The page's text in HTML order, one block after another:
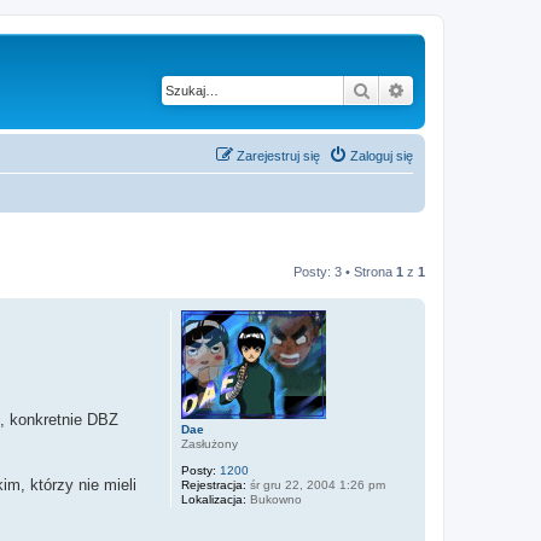
Szukaj
Zaloguj się
Zarejestruj się
Posty: 3 • Strona 1 z 1
Dae
Zasłużony
Posty: 1200
Rejestracja: śr gru 22, 2004 1:26 pm
Lokalizacja: Bukowno
konkretnie DBZ
którzy nie mieli